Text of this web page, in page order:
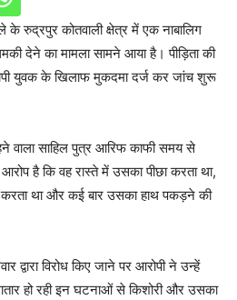
रुद्रपुर कोतवाली क्षेत्र में एक नाबालिग
देने का मामला सामने आया है। पीड़िता की
युवक के खिलाफ मुकदमा दर्ज कर जांच शुरू
वाला साहिल पुत्र आरिफ काफी समय से
है कि वह रास्ते में उसका पीछा करता था,
था और कई बार उसका हाथ पकड़ने की
द्वारा विरोध किए जाने पर आरोपी ने उन्हें
हो रही इन घटनाओं से किशोरी और उसका